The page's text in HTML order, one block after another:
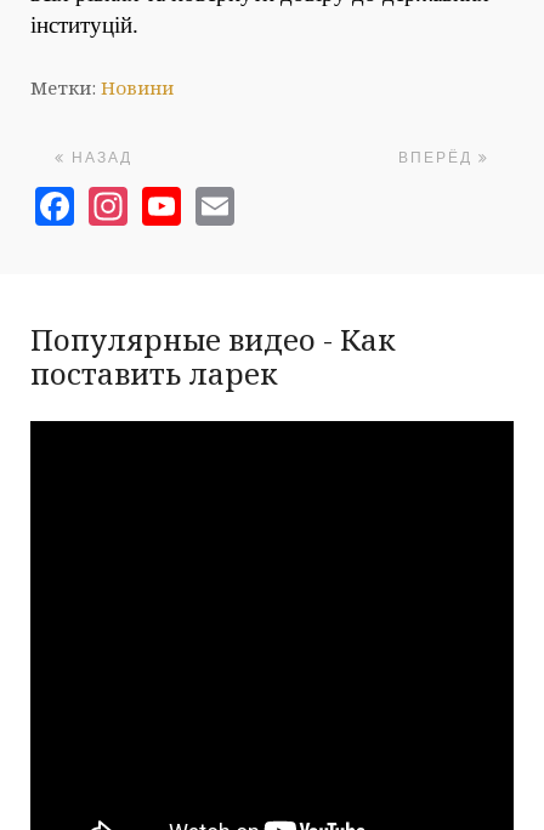
інституцій.
Метки: Новини
НАЗАД ВПЕРЁД
Facebook
Instagram
YouTube
Популярные видео - Как
поставить ларек